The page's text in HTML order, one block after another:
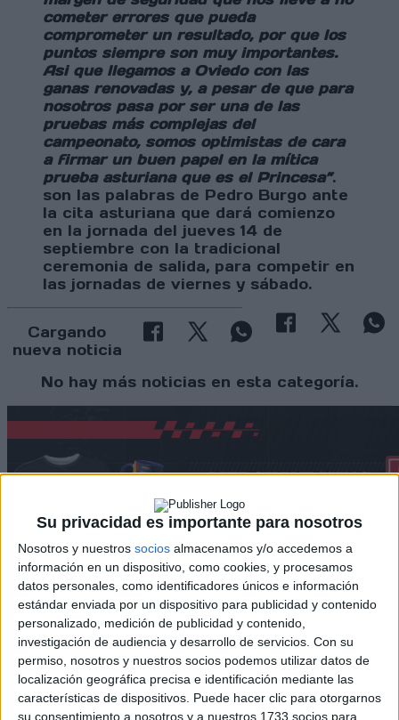
Su privacidad es importante para nosotros
Nosotros y nuestros socios almacenamos y/o accedemos a
información en un dispositivo, como cookies, y procesamos
datos personales, como identificadores únicos e información
estándar enviada por un dispositivo para publicidad y contenido
personalizado, medición de publicidad y contenido,
investigación de audiencia y desarrollo de servicios. Con su
permiso, nosotros y nuestros socios podemos utilizar datos de
localización geográfica precisa e identificación mediante las
características de dispositivos. Puede hacer clic para otorgarnos
su consentimiento a nosotros y a nuestros 1733 socios para
cometer errores que pueda
comprometer un resultado, por que los
puntos siempre son muy importantes.
Asi que llegamos a Oviedo con las
ganas renovadas y, a pesar de que para
nosotros pasa por ser una de las
pruebas más complejas del
campeonato, somos optimistas de cara
a firmar un buen papel en la mítica
prueba asturiana que es el Princesa”.
son las palabras de Pedro Burgo ante
la cita asturiana que dará comienzo
en la jornada del jueves 14 de
septiembre con la tradicional
ceremonia de salida, para competir en
las jornadas de viernes y sábado.
Cargando
nueva noticia
No hay más noticias en esta categoría.
Rallyes
WRC
S-CER
ERC
CERA